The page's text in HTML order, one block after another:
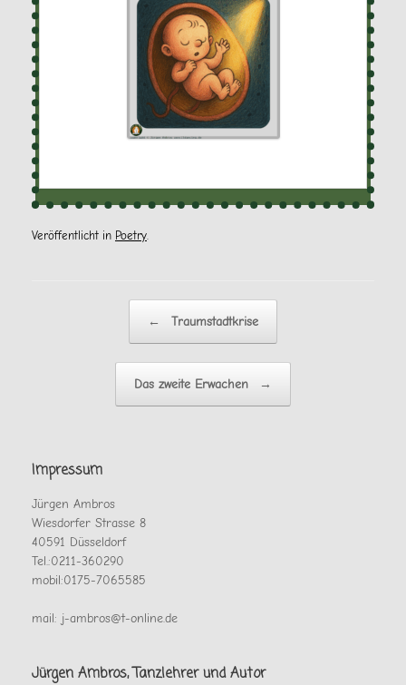
Veröffentlicht in Poetry
← Traumstadtkrise
Das zweite Erwachen →
Impressum
Jürgen Ambros
Wiesdorfer Strasse 8
40591 Düsseldorf
Tel.:0211-360290
mobil:0175-7065585
mail: j-ambros@t-online.de
Jürgen Ambros, Tanzlehrer und Autor